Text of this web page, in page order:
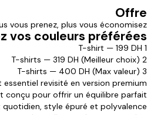
Offre
vous prenez, plus vous économisez
vos couleurs préférées!
1 T-shirt — 199 DH
2 T-shirts — 319 DH (Meilleur choix)
3 T-shirts — 400 DH (Max valeur)
revisité en version premium.
conçu pour offrir un équilibre parfait
style épuré et polyvalence.